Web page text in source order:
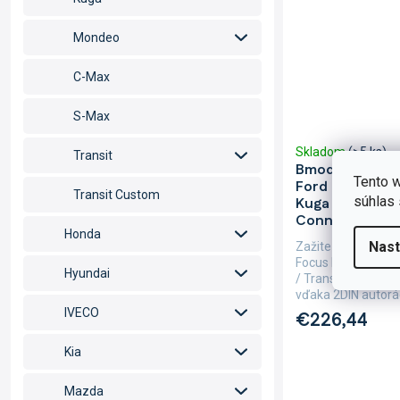
Tento
súhlas
Mondeo
C-Max
S-Max
Transit
Transit Custom
Honda
Hyundai
IVECO
Kia
Mazda
Bmode 2DIN
Ford Fiesta /
Kuga / C-Max
Connect
Skladom(>5 ks)
€226,44
Zažite každý
Focus II / Fusion /
/ Transit /
vďaka 2DIN